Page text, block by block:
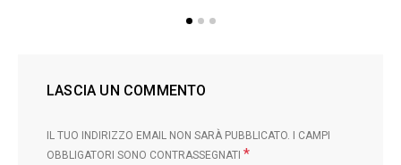
LASCIA UN COMMENTO
IL TUO INDIRIZZO EMAIL NON SARÀ PUBBLICATO. I CAMPI
OBBLIGATORI SONO CONTRASSEGNATI *